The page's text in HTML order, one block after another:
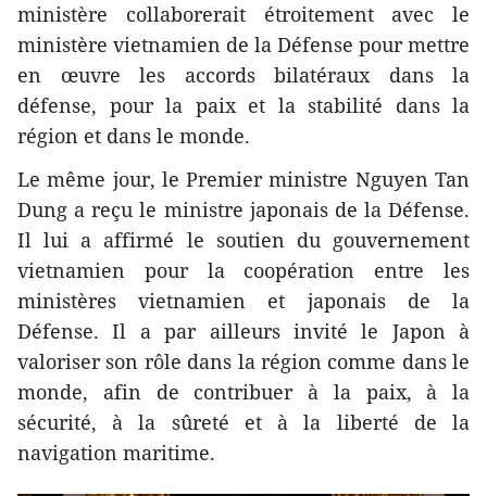
ministère collaborerait étroitement avec le
ministère vietnamien de la Défense pour mettre
en œuvre les accords bilatéraux dans la
défense, pour la paix et la stabilité dans la
région et dans le monde.
Le même jour, le Premier ministre Nguyen Tan
Dung a reçu le ministre japonais de la Défense.
Il lui a affirmé le soutien du gouvernement
vietnamien pour la coopération entre les
ministères vietnamien et japonais de la
Défense. Il a par ailleurs invité le Japon à
valoriser son rôle dans la région comme dans le
monde, afin de contribuer à la paix, à la
sécurité, à la sûreté et à la liberté de la
navigation maritime.